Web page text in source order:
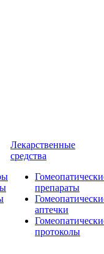
Лекарственные
средства
препараты
аптечки
протоколы